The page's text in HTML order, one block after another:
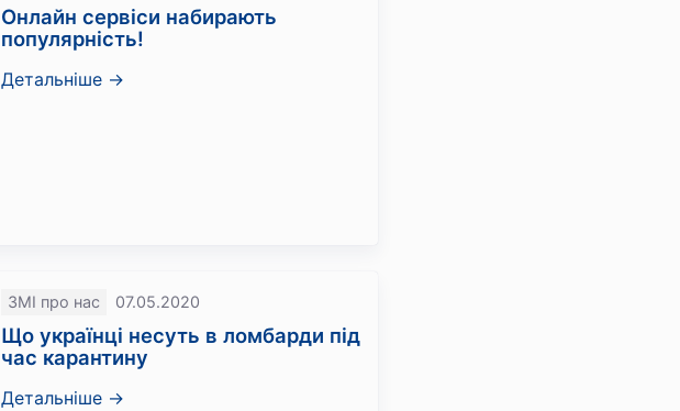
Онлайн сервіси набирають
популярність!
Детальніше →
ЗМІ про нас 07.05.2020
Що українці несуть в ломбарди під
час карантину
Детальніше →